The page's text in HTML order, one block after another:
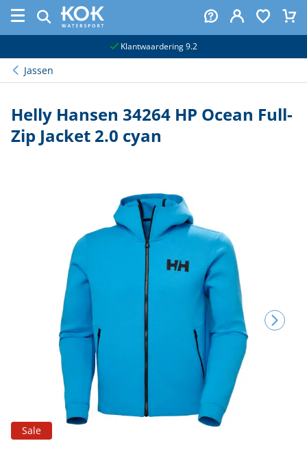
Klantwaardering 9.2
Jassen
Helly Hansen 34264 HP Ocean Full-
Zip Jacket 2.0 cyan
Sale